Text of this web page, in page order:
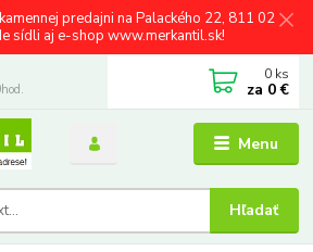
predajni na Palackého 22, 811 02
sídli aj e-shop www.merkantil.sk!
Menu
Hľadať
0 ks
za 0 €